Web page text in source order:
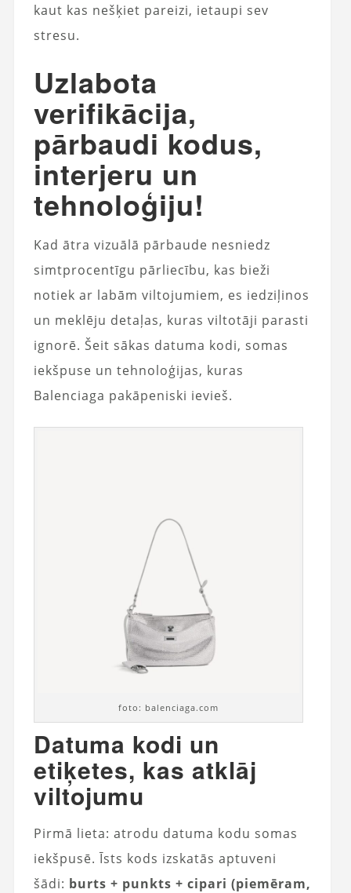
kaut kas nešķiet pareizi, ietaupi sev
stresu.
Uzlabota
verifikācija,
pārbaudi kodus,
interjeru un
tehnoloģiju!
Kad ātra vizuālā pārbaude nesniedz
simtprocentīgu pārliecību, kas bieži
notiek ar labām viltojumiem, es iedziļinos
un meklēju detaļas, kuras viltotāji parasti
ignorē. Šeit sākas datuma kodi, somas
iekšpuse un tehnoloģijas, kuras
Balenciaga pakāpeniski ievieš.
foto: balenciaga.com
Datuma kodi un
etiķetes, kas atklāj
viltojumu
Pirmā lieta: atrodu datuma kodu somas
iekšpusē. Īsts kods izskatās aptuveni
šādi: burts + punkts + cipari (piemēram,